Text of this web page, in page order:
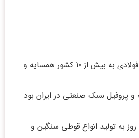
بدون شک نورد و پروفیل ساوه بزرگترین کارخانه تولید انواع لوله و پروفیل سبک و سنگین در ایران است که با ظرفیت سالانه دویست هزار تن انواع لوله و پروفیل فولادی به بیش از 10 کشور همسایه و
و پروفیل سبک صنعتی در ایران بود
روز به تولید انواع قوطی سنگین و